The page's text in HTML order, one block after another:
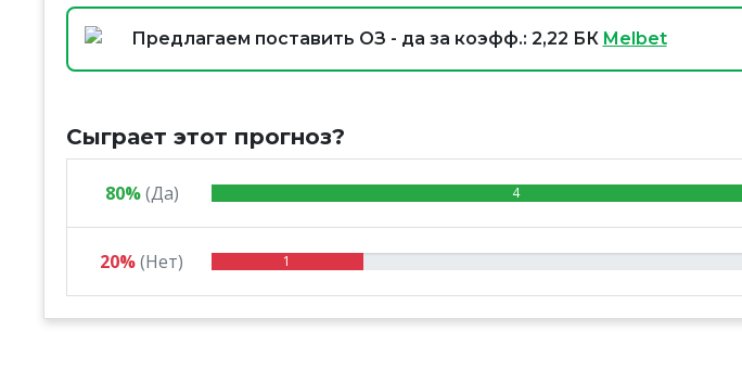
Предлагаем поставить ОЗ - да за коэфф.: 2,22 БК Melbet
Сыграет этот прогноз?
80% (Да) 4
20%(Нет) 1